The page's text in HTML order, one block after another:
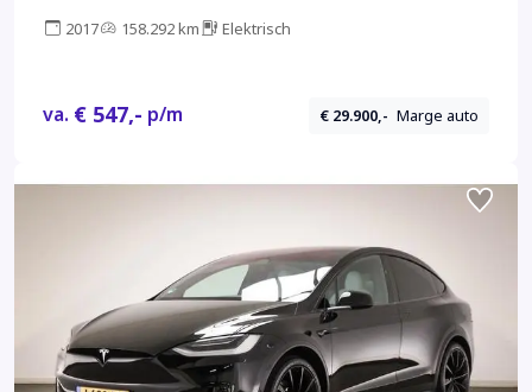
2017 158.292 km Elektrisch
va. € 547,- p/m € 29.900,- Marge auto